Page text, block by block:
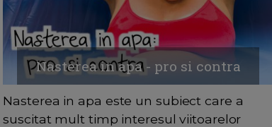
Nasterea in apa - pro si contra
Nasterea in apa este un subiect care a
suscitat mult timp interesul viitoarelor